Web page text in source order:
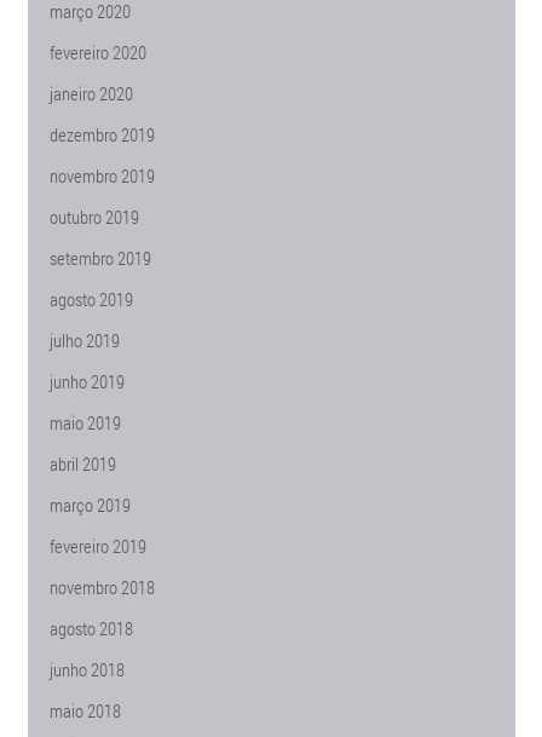
março 2020
fevereiro 2020
janeiro 2020
dezembro 2019
novembro 2019
outubro 2019
setembro 2019
agosto 2019
julho 2019
junho 2019
maio 2019
abril 2019
março 2019
fevereiro 2019
novembro 2018
agosto 2018
junho 2018
maio 2018